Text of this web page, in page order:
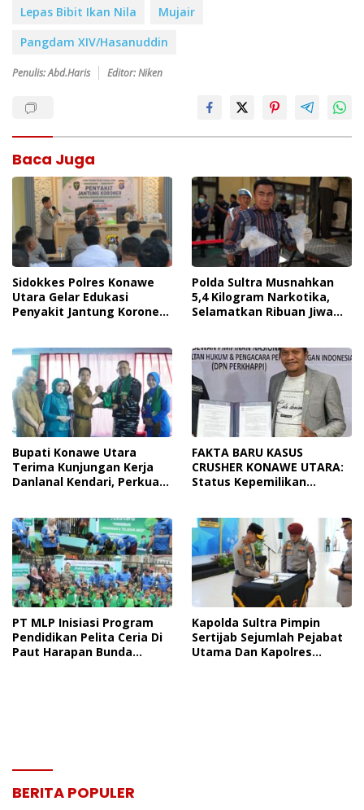
Lepas Bibit Ikan Nila
Mujair
Pangdam XIV/Hasanuddin
Penulis: Abd.Haris Editor: Niken
Baca Juga
Sidokkes Polres Konawe
Utara Gelar Edukasi
Penyakit Jantung Koroner,
Hidup Sehat
Polda Sultra Musnahkan
5,4 Kilogram Narkotika,
Selamatkan Ribuan Jiwa
Bupati Konawe Utara
Terima Kunjungan Kerja
Danlanal Kendari, Perkuat
FAKTA BARU KASUS
CRUSHER KONAWE UTARA:
Status Kepemilikan
Tersangka Dr. Ruksamin
Dinilai Prematur
PT MLP Inisiasi Program
Pendidikan Pelita Ceria Di
Paut Harapan Bunda
Kapolda Sultra Pimpin
Sertijab Sejumlah Pejabat
Utama Dan Kapolres
BERITA POPULER